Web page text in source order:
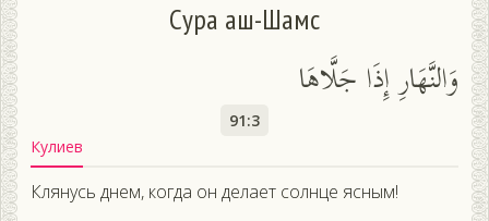
Сура аш-Шамс
وَالنَّهَارِ إِذَا جَلَّاهَا
91:3
Кулиев
Клянусь днем, когда он делает солнце ясным!